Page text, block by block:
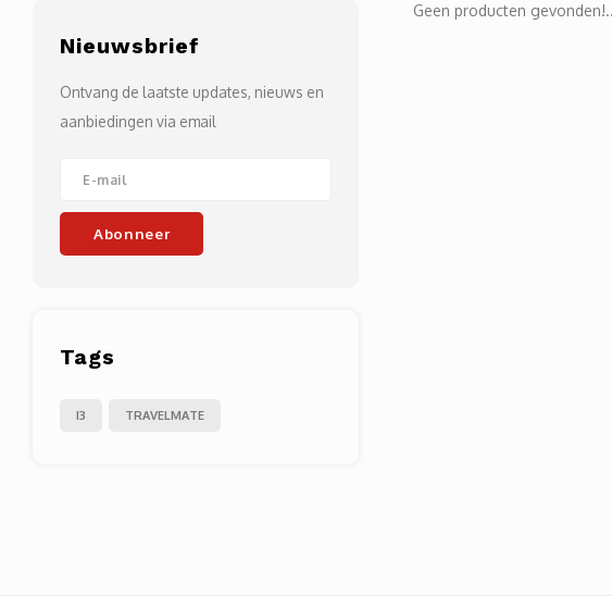
Nieuwsbrief
Ontvang de laatste updates, nieuws en
aanbiedingen via email
Abonneer
Tags
I3 TRAVELMATE
Geen producten